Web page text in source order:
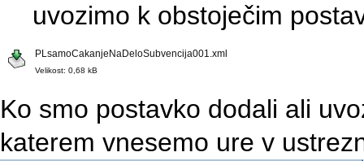
uvozimo k obstoječim
PLsamoCakanjeNaDeloSubvencija001.xml
Velikost: 0,68 kB
Ko smo postavko dodali ali
katerem vnesemo ure v